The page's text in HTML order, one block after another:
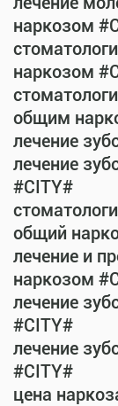
наркозом
наркозом
общим
лечение
лечение
#CITY#
общий
лечение и
наркозом
лечение
#CITY#
лечение
#CITY#
цена